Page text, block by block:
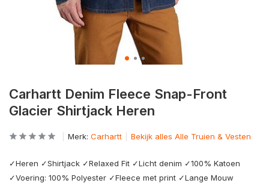
Carhartt Denim Fleece Snap-Front
Glacier Shirtjack Heren
Merk: Carhartt Bekijk alles Alle Truien & Vesten
✓Heren ✓Shirtjack ✓Relaxed Fit ✓Licht denim ✓100% Katoen
✓Voering: 100% Polyester ✓Fleece met print ✓Lange Mouw